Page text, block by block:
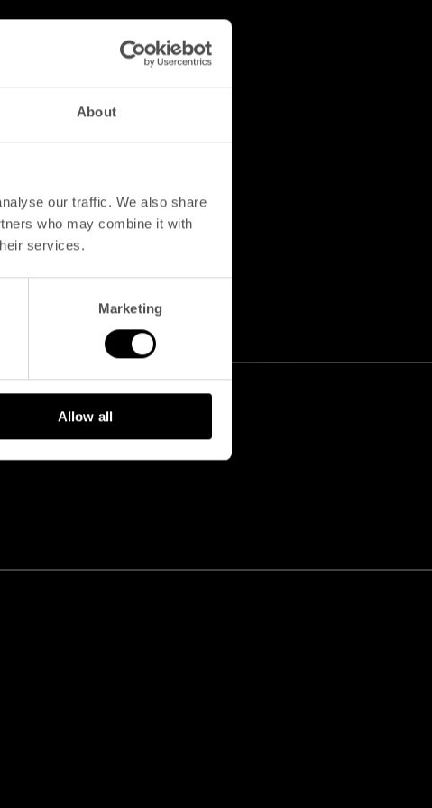
About
our traffic. We also share
who may combine it with
services.
Marketing
Allow all
EXCLUSIVAS.